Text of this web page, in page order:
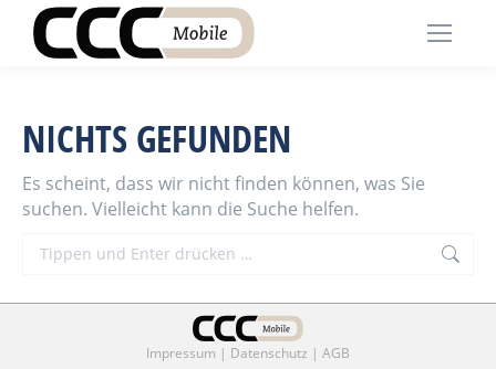
NICHTS GEFUNDEN
Es scheint, dass wir nicht finden können, was Sie
suchen. Vielleicht kann die Suche helfen.
Search:
Impressum | Datenschutz | AGB